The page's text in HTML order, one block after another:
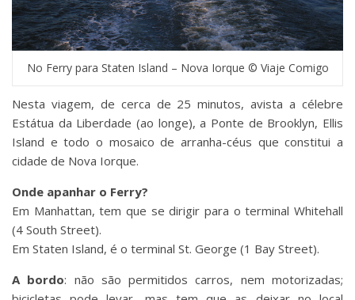
No Ferry para Staten Island – Nova Iorque © Viaje Comigo
Nesta viagem, de cerca de 25 minutos, avista a célebre
Estátua da Liberdade (ao longe), a Ponte de Brooklyn, Ellis
Island e todo o mosaico de arranha-céus que constitui a
cidade de Nova Iorque.
Onde apanhar o Ferry?
Em Manhattan, tem que se dirigir para o terminal Whitehall
(4 South Street).
Em Staten Island, é o terminal St. George (1 Bay Street).
A bordo: não são permitidos carros, nem motorizadas;